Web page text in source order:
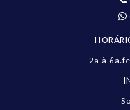
2a à